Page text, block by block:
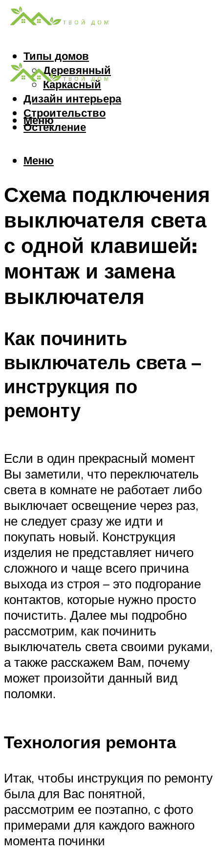
Типы домов
Деревянный
Каркасный
Дизайн интерьера
Строительство
Остекление
Меню
Меню
Схема подключения
выключателя света
с одной клавишей:
монтаж и замена
выключателя
Как починить
выключатель света –
инструкция по
ремонту
Если в один прекрасный момент
Вы заметили, что переключатель
света в комнате не работает либо
выключает освещение через раз,
не следует сразу же идти и
покупать новый. Конструкция
изделия не представляет ничего
сложного и чаще всего причина
выхода из строя – это подгорание
контактов, которые нужно просто
почистить. Далее мы подробно
рассмотрим, как починить
выключатель света своими руками,
а также расскажем Вам, почему
может произойти данный вид
поломки.
Технология ремонта
Итак, чтобы инструкция по ремонту
была для Вас понятной,
рассмотрим ее поэтапно, с фото
примерами для каждого важного
момента починки